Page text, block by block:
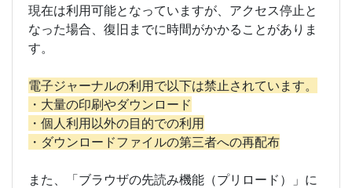
現在は利用可能となっていますが、アクセス停止と
なった場合、復旧までに時間がかかることがありま
す。
電子ジャーナルの利用で以下は禁止されています。
・大量の印刷やダウンロード
・個人利用以外の目的での利用
・ダウンロードファイルの第三者への再配布
また、「ブラウザの先読み機能（プリロード）」に